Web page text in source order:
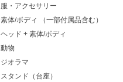
服・アクセサリー
素体/ボディ （一部付属品含む）
ヘッド + 素体/ボディ
動物
ジオラマ
スタンド（台座）